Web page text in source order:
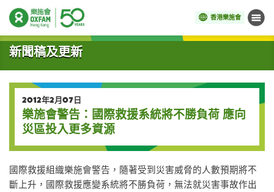
香港樂施會 目錄
開始主要內容
新聞稿及更新
2012年2月07日
樂施會警告：國際救援系統將不勝負荷 應向
災區投入更多資源
國際救援組織樂施會警告，隨著受到災害威脅的人數預期將不
斷上升，國際救援應變系統將不勝負荷，無法就災害事故作出